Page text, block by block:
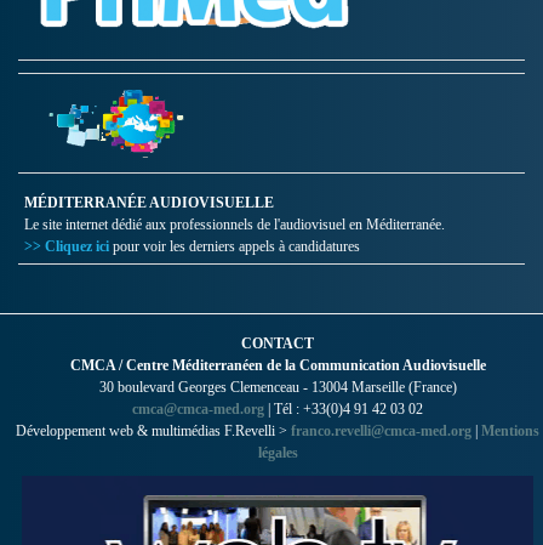
MÉDITERRANÉE AUDIOVISUELLE
Le site internet dédié aux professionnels de l'audiovisuel en Méditerranée.
>> Cliquez ici pour voir les derniers appels à candidatures
CONTACT
CMCA / Centre Méditerranéen de la Communication Audiovisuelle
30 boulevard Georges Clemenceau - 13004 Marseille (France)
cmca@cmca-med.org | Tél : +33(0)4 91 42 03 02
Développement web & multimédias F.Revelli > franco.revelli@cmca-med.org | Mentions
légales